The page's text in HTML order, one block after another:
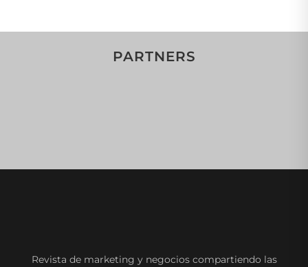
PARTNERS
Revista de marketing y negocios compartiendo las